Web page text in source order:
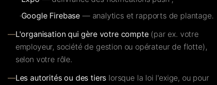
·Google Firebase — analytics et rapports de plantage.
—L'organisation qui gère votre compte(par ex. votre
employeur, société de gestion ou opérateur de flotte),
selon votre rôle.
—Les autorités ou des tiers lorsque la loi l'exige, ou pour